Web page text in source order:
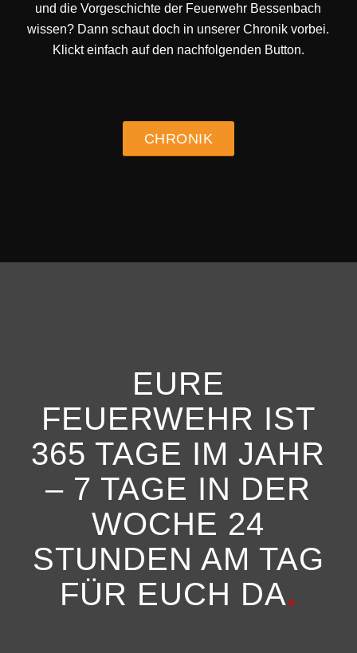
und die Vorgeschichte der Feuerwehr Bessenbach
wissen? Dann schaut doch in unserer Chronik vorbei.
Klickt einfach auf den nachfolgenden Button.
CHRONIK
EURE
FEUERWEHR IST
365 TAGE IM JAHR
– 7 TAGE IN DER
WOCHE 24
STUNDEN AM TAG
FÜR EUCH DA.